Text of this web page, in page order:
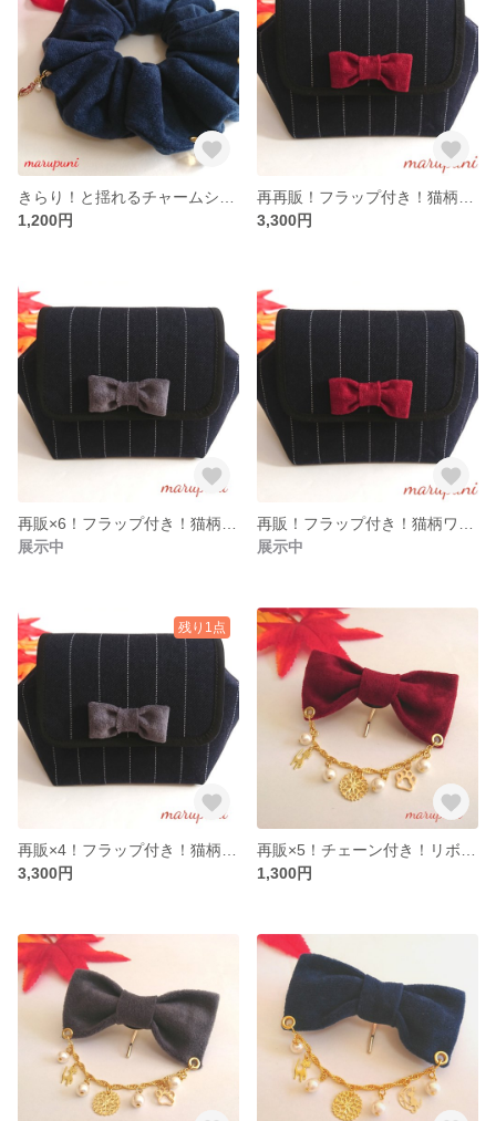
1,200円
3,300円
展示中
展示中
残り1点
3,300円
1,300円